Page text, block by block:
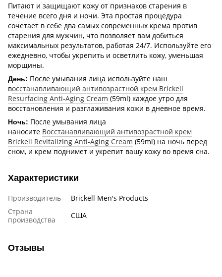
Питают и защищают кожу от признаков старения в
течение всего дня и ночи. Эта простая процедура
сочетает в себе два самых современных крема против
старения для мужчин, что позволяет вам добиться
максимальных результатов, работая 24/7. Используйте его
ежедневно, чтобы укрепить и осветлить кожу, уменьшая
морщины.
День: После умывания лица используйте наш
восстанавливающий антивозрастной крем Brickell
Resurfacing Anti-Aging Cream (59ml) каждое утро для
восстановления и разглаживания кожи в дневное время.
Ночь: После умывания лица
наносите Восстанавливающий антивозрастной крем
Brickell Revitalizing Anti-Aging Cream (59ml) на ночь перед
сном, и крем поднимет и укрепит вашу кожу во время сна.
Характеристики
Производитель
Brickell Men's Products
Страна
производства
США
Отзывы